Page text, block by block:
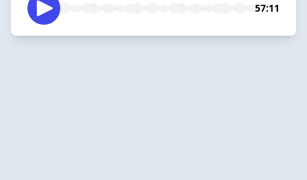
57:11